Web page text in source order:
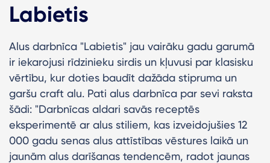
Labietis
Alus darbnīca "Labietis" jau vairāku gadu garumā
ir iekarojusi rīdzinieku sirdis un kļuvusi par klasisku
vērtību, kur doties baudīt dažāda stipruma un
garšu craft alu. Pati alus darbnīca par sevi raksta
šādi: "Darbnīcas aldari savās receptēs
eksperimentē ar alus stiliem, kas izveidojušies 12
000 gadu senas alus attīstības vēstures laikā un
jaunām alus darīšanas tendencēm, radot jaunas